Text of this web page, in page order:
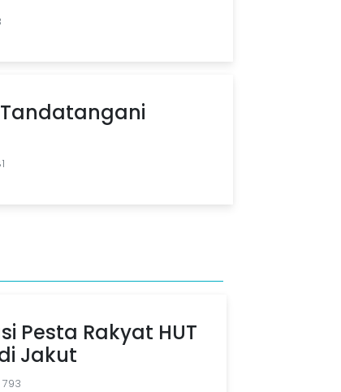
Tandatangani
Pesta Rakyat HUT
Jakut
793